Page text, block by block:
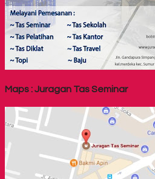
Maps : Juragan Tas Seminar